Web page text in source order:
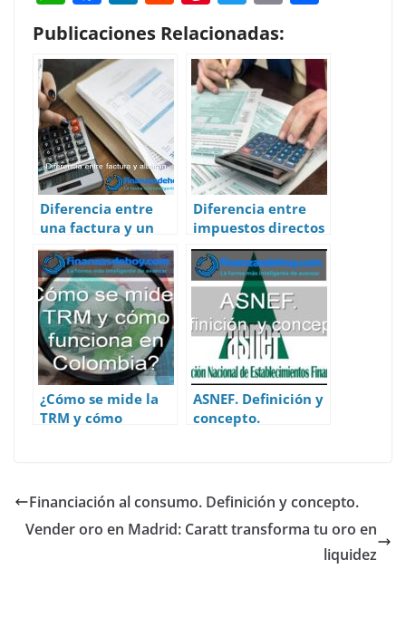
h
at
s
A
p
p
ac
e
b
o
o
k
k
e
dI
n
e
d
di
nt
er
e
st
w
itt
er
ai
l e
Publicaciones Relacionadas:
Diferencia entre
una factura y un
albarán
Diferencia entre
impuestos directos
e impuestos
indirectos
¿Cómo se mide la
TRM y cómo
ASNEF. Definición y
concepto.
Financiación al consumo. Definición y concepto.
Vender oro en Madrid: Caratt transforma tu oro en
liquidez